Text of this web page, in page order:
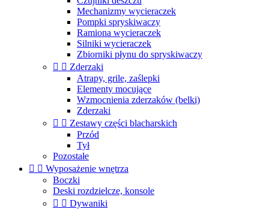
Mechanizmy wycieraczek
Pompki spryskiwaczy
Ramiona wycieraczek
Silniki wycieraczek
Zbiorniki płynu do spryskiwaczy
  Zderzaki
Atrapy, grile, zaślepki
Elementy mocujące
Wzmocnienia zderzaków (belki)
Zderzaki
  Zestawy części blacharskich
Przód
Tył
Pozostałe
  Wyposażenie wnętrza
Boczki
Deski rozdzielcze, konsole
  Dywaniki